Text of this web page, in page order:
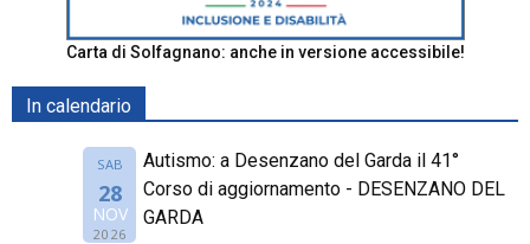
Carta di Solfagnano: anche in versione accessibile!
In calendario
SAB
28
NOV
2026
Autismo: a Desenzano del Garda il 41°
Corso di aggiornamento - DESENZANO DEL
GARDA